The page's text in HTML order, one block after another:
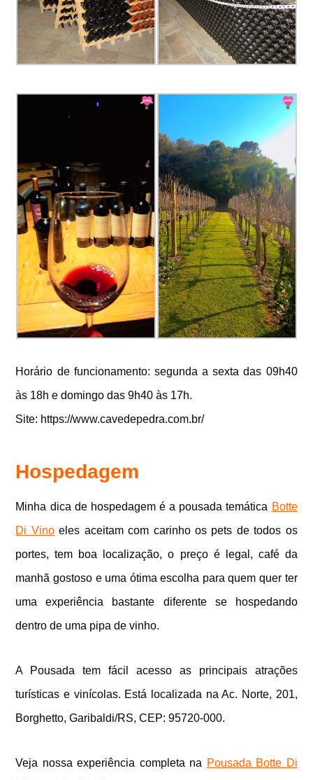
Horário de funcionamento: segunda a sexta das 09h40
às 18h e domingo das 9h40 às 17h.
Site: https://www.cavedepedra.com.br/
Hospedagem
Minha dica de hospedagem é a pousada temática Botte
Di Vinoeles aceitam com carinho os pets de todos os
portes, tem boa localização, o preço é legal, café da
manhã gostoso e uma ótima escolha para quem quer ter
uma experiência bastante diferente se hospedando
dentro de uma pipa de vinho.
A Pousada tem fácil acesso as principais atrações
turísticas e vinícolas. Está localizada na Ac. Norte, 201,
Borghetto, Garibaldi/RS, CEP: 95720-000.
Veja nossa experiência completa na Pousada Botte Di